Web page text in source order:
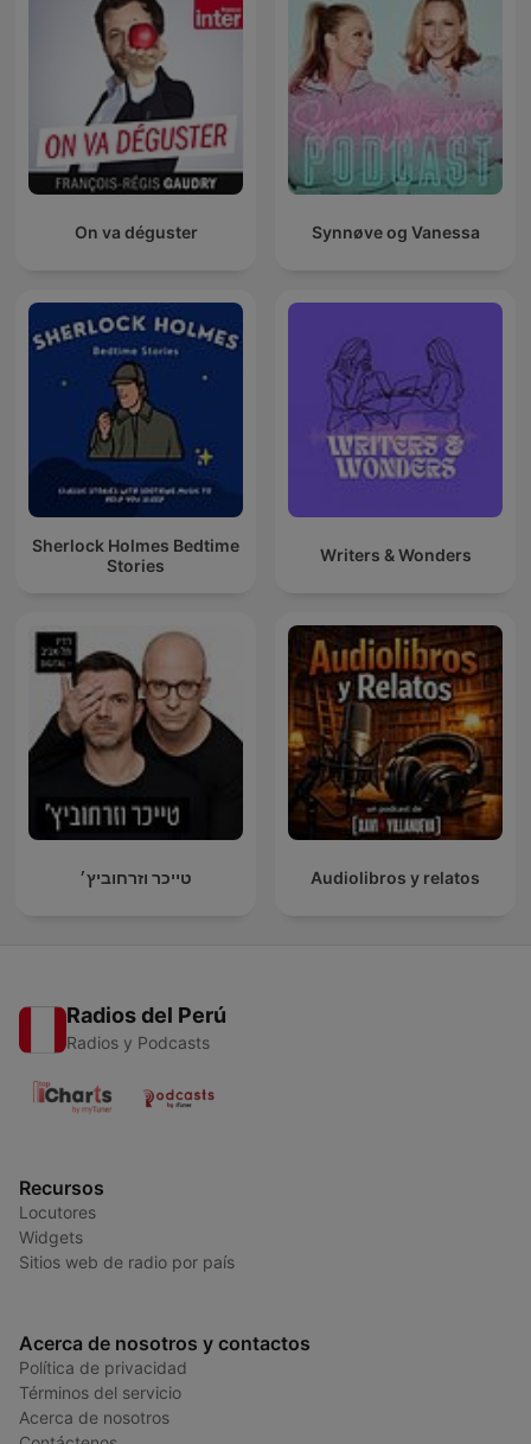
On va déguster Synnøve og Vanessa
Sherlock Holmes Bedtime
Stories
Writers & Wonders
טייכר וזרחוביץ׳ Audiolibros y relatos
Radios del Perú
Radios y Podcasts
Recursos
Locutores
Widgets
Sitios web de radio por país
Acerca de nosotros y contactos
Política de privacidad
Términos del servicio
Acerca de nosotros